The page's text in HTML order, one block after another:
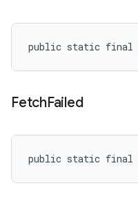
public static final
FetchFailed
public static final